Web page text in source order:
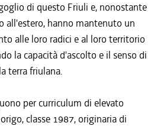
di questo Friuli e, nonostante
all'estero, hanno mantenuto un
alle loro radici e al loro territorio
la capacità d'ascolto e il senso di
terra friulana.
per curriculum di elevato
classe 1987, originaria di